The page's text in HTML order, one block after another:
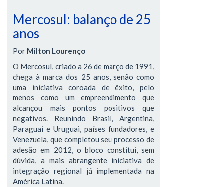
Mercosul: balanço de 25
anos
Por Milton Lourenço
O Mercosul, criado a 26 de março de 1991,
chega à marca dos 25 anos, senão como
uma iniciativa coroada de êxito, pelo
menos como um empreendimento que
alcançou mais pontos positivos que
negativos. Reunindo Brasil, Argentina,
Paraguai e Uruguai, países fundadores, e
Venezuela, que completou seu processo de
adesão em 2012, o bloco constitui, sem
dúvida, a mais abrangente iniciativa de
integração regional já implementada na
América Latina.